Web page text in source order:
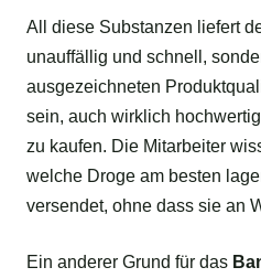
All diese Substanzen liefert
unauffällig und schnell,
ausgezeichneten
sein, auch wirklich
zu kaufen. Die Mitarbeiter
welche Droge am besten
versendet, ohne dass sie an
Ein anderer Grund für das